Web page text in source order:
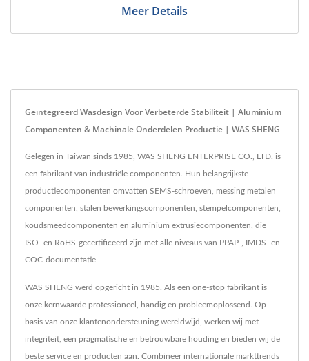
Meer Details
Geïntegreerd Wasdesign Voor Verbeterde Stabiliteit | Aluminium
Componenten & Machinale Onderdelen Productie | WAS SHENG
Gelegen in Taiwan sinds 1985, WAS SHENG ENTERPRISE CO., LTD. is
een fabrikant van industriële componenten. Hun belangrijkste
productiecomponenten omvatten SEMS-schroeven, messing metalen
componenten, stalen bewerkingscomponenten, stempelcomponenten,
koudsmeedcomponenten en aluminium extrusiecomponenten, die
ISO- en RoHS-gecertificeerd zijn met alle niveaus van PPAP-, IMDS- en
COC-documentatie.
WAS SHENG werd opgericht in 1985. Als een one-stop fabrikant is
onze kernwaarde professioneel, handig en probleemoplossend. Op
basis van onze klantenondersteuning wereldwijd, werken wij met
integriteit, een pragmatische en betrouwbare houding en bieden wij de
beste service en producten aan. Combineer internationale markttrends